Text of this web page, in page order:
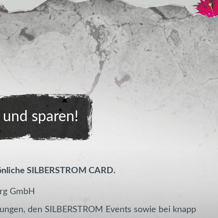
sparen!
SILBERSTROM CARD.
GmbH
den SILBERSTROM Events sowie bei knapp